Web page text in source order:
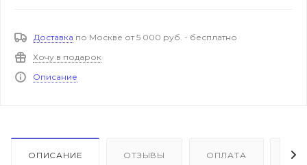
Доставка по Москве от 5 000 руб. - бесплатно
Хочу в подарок
Описание
ОПИСАНИЕ ОТЗЫВЫ ОПЛАТА